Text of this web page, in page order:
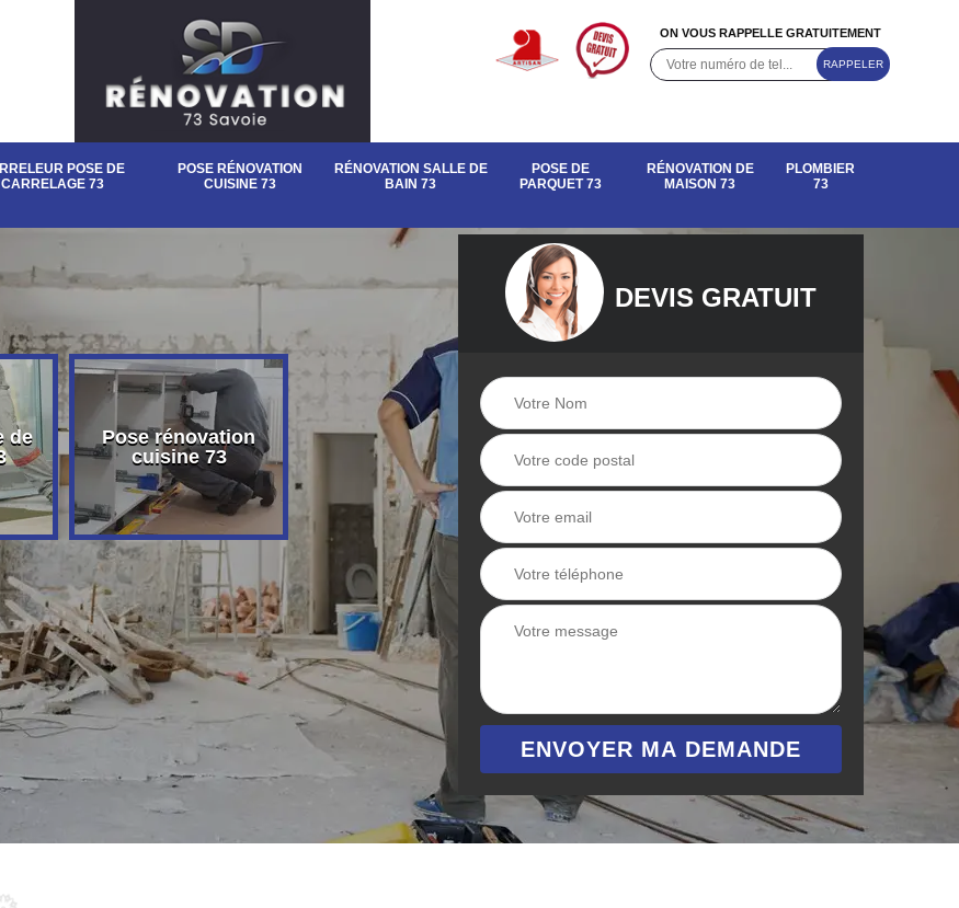
ON VOUS RAPPELLE GRATUITEMENT
POSE DE
CARRELAGE 73
POSE RÉNOVATION
CUISINE 73
RÉNOVATION SALLE DE
BAIN 73
POSE DE
PARQUET 73
RÉNOVATION DE
MAISON 73
PLOMBIER
73
de
Pose rénovation
cuisine 73
Rénovation salle de
bain 73
Rénovation de
maison 73
DEVIS GRATUIT